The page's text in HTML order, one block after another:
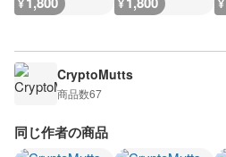
¥ ¥ ¥
CryptoMutts
商品数67
同じ作者の商品